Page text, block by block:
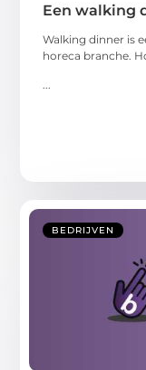
Een walking
Walking dinner is
horeca branche.
...
BEDRIJVEN